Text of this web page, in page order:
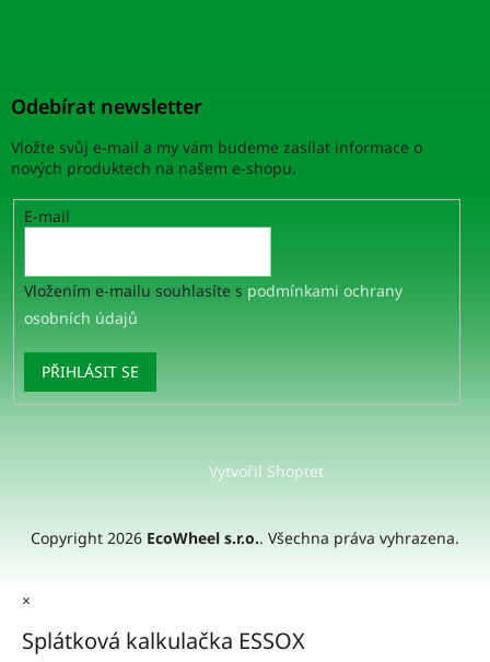
Odebírat newsletter
Vložte svůj e-mail a my vám budeme zasílat informace o
nových produktech na našem e-shopu.
E-mail
Vložením e-mailu souhlasíte s podmínkami ochrany
osobních údajů
PŘIHLÁSIT SE
Vytvořil Shoptet
Copyright 2026 EcoWheel s.r.o.. Všechna práva vyhrazena.
×
Splátková kalkulačka ESSOX